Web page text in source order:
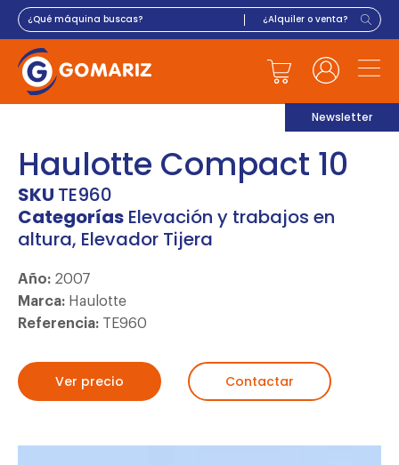
Newsletter
Haulotte Compact 10
SKU TE960
Categorías Elevación y trabajos en
altura, Elevador Tijera
Año: 2007
Marca: Haulotte
Referencia: TE960
Ver precio Contactar